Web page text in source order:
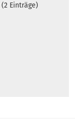
(2 Einträge)